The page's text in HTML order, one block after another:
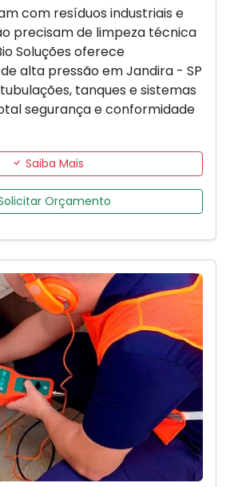
com resíduos industriais e
precisam de limpeza técnica
Soluções oferece
alta pressão em Jandira - SP
tanques e sistemas
segurança e conformidade
Saiba Mais
Orçamento